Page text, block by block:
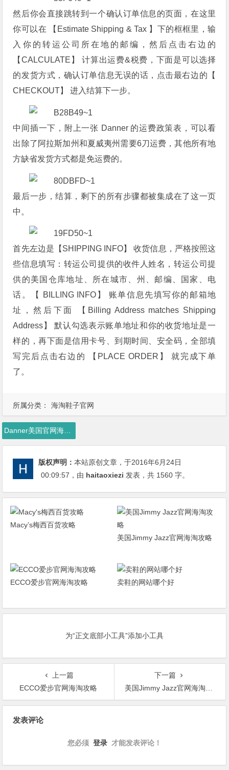
所属分类： 海淘鞋子官网
然后你会直接跳转到一个确认订单信息的页面，在这里
你可以在 【Estimate Shipping & Tax 】下的框框里，输
入你的转运公司所在地的邮编，然后点击右边的
【CALCULATE】 计算出运费&税费，下面是可以选择
的发货方式，确认订单信息无误的话，点击最右边的【
CHECKOUT】 进入结算下一步。
中间插一下，附上一张 Danner 的运费政策表，可以看
出除了阿拉斯加州和夏威夷州需要6刀运费，其他所有地
方缺省发货方式都是免运费的。
最后一步，结算，剩下的所有步骤都被集成在了这一页
中。
首先左边是【SHIPPING INFO】 收货信息，严格按照这
些信息填写：转运公司提供的收件人姓名，转运公司提
供的美国仓库地址、所在城市、州、邮编、国家、电
话。【 BILLING INFO】 账单信息先填写你的邮箱地
址，然后下面 【Billing Address matches Shipping
Address】 默认勾选表示账单地址和你的收货地址是一
样的，再下面是信用卡号、到期时间、安全码，全部填
写完后点击右边的 【PLACE ORDER】 就完成下单
了。
Danner美国官网海淘攻略， Danner美国官网海淘教程，Danner美国官网攻略
版权声明：本站原创文章，于2016年6月24日
00:09:57 ，由 haitaoxiezi 发表，共 1560 字。
Macy’s梅西百货攻略
美国Jimmy Jazz官网海淘攻略
ECCO爱步官网海淘攻略 卖鞋的网站哪个好
为“正文底部小工具”添加小工具
上一篇
ECCO爱步官网海淘攻略
下一篇
美国Jimmy Jazz官网海淘攻略
发表评论
您必须 登录 才能发表评论！